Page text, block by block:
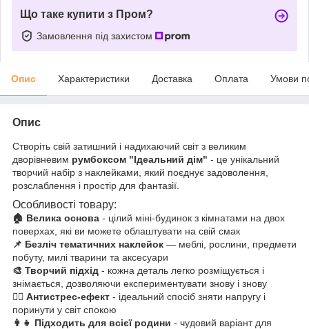
Що таке купити з Пром?
Замовлення під захистом
Опис Характеристики Доставка Оплата Умови
Опис
Створіть свій затишний і надихаючий світ з великим
дворівневим румбоксом "Ідеальний дім" - це унікальний
творчий набір з наклейками, який поєднує задоволення,
розслаблення і простір для фантазії.
Особливості товару:
🏠 Велика основа - цілий міні-будинок з кімнатами на двох
поверхах, які ви можете облаштувати на свій смак
📌 Безліч тематичних наклейок — меблі, рослини, предмети
побуту, милі тварини та аксесуари
🎨 Творчий підхід - кожна деталь легко розміщується і
знімається, дозволяючи експериментувати знову і знову
🧘‍♀️ Антистрес-ефект - ідеальний спосіб зняти напругу і
поринути у світ спокою
👩‍👧 Підходить для всієї родини - чудовий варіант для